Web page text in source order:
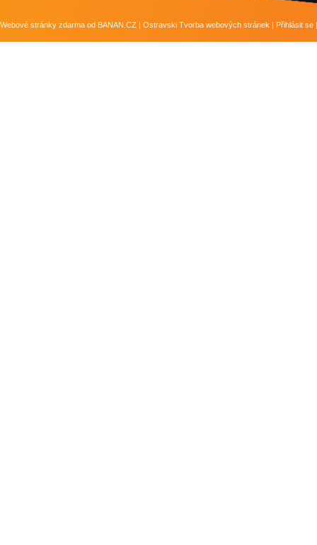
Webové stránky zdarma od BANAN.CZ | Ostravski Tvorba webových stránek | Přihlásit se